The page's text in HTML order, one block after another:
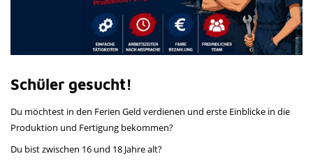
Schüler gesucht!
Du möchtest in den Ferien Geld verdienen und erste Einblicke in die
Produktion und Fertigung bekommen?
Du bist zwischen 16 und 18 Jahre alt?